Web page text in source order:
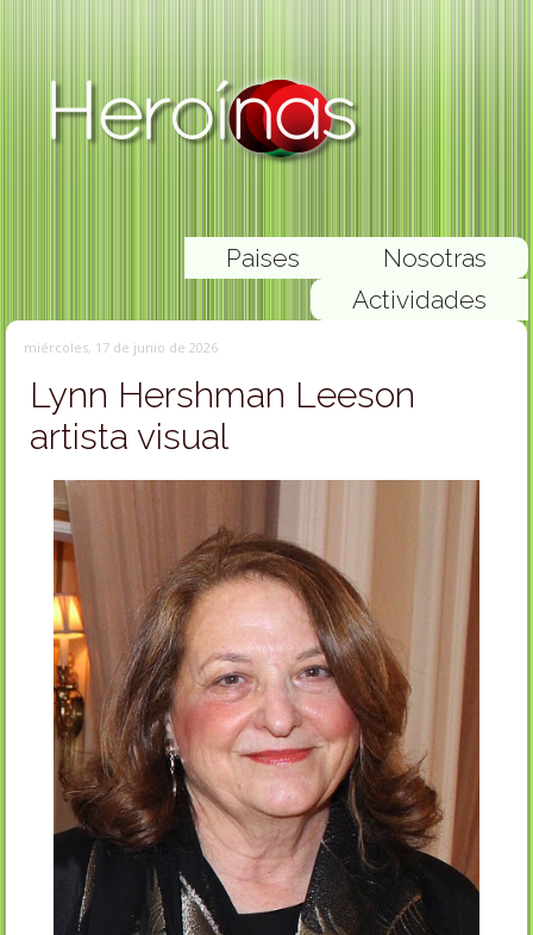
Nosotras
Paises
Actividades
miércoles, 17 de junio de 2026
Lynn Hershman Leeson
artista visual